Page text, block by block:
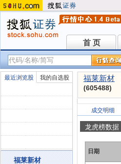
首 页
首 页
最近浏览股 我的自选股
福莱新材
福莱新材
(605488)
成交明细
龙虎榜数据
日期